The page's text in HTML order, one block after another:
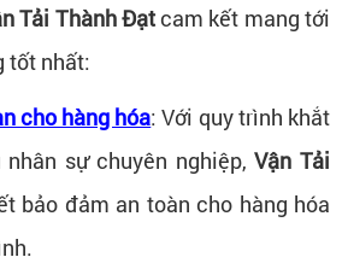
Tải Thành Đạtcam kết mang tới
tốt nhất:
cho hàng hóa: Với quy trình khắt
nhân sự chuyên nghiệp,Vận Tải
bảo đảm an toàn cho hàng hóa